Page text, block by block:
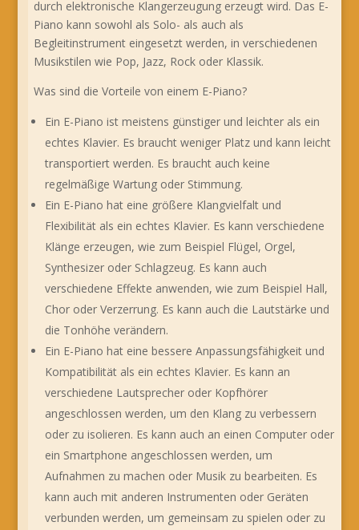
durch elektronische Klangerzeugung erzeugt wird. Das E-
Piano kann sowohl als Solo- als auch als
Begleitinstrument eingesetzt werden, in verschiedenen
Musikstilen wie Pop, Jazz, Rock oder Klassik.
Was sind die Vorteile von einem E-Piano?
Ein E-Piano ist meistens günstiger und leichter als ein
echtes Klavier. Es braucht weniger Platz und kann leicht
transportiert werden. Es braucht auch keine
regelmäßige Wartung oder Stimmung.
Ein E-Piano hat eine größere Klangvielfalt und
Flexibilität als ein echtes Klavier. Es kann verschiedene
Klänge erzeugen, wie zum Beispiel Flügel, Orgel,
Synthesizer oder Schlagzeug. Es kann auch
verschiedene Effekte anwenden, wie zum Beispiel Hall,
Chor oder Verzerrung. Es kann auch die Lautstärke und
die Tonhöhe verändern.
Ein E-Piano hat eine bessere Anpassungsfähigkeit und
Kompatibilität als ein echtes Klavier. Es kann an
verschiedene Lautsprecher oder Kopfhörer
angeschlossen werden, um den Klang zu verbessern
oder zu isolieren. Es kann auch an einen Computer oder
ein Smartphone angeschlossen werden, um
Aufnahmen zu machen oder Musik zu bearbeiten. Es
kann auch mit anderen Instrumenten oder Geräten
verbunden werden, um gemeinsam zu spielen oder zu